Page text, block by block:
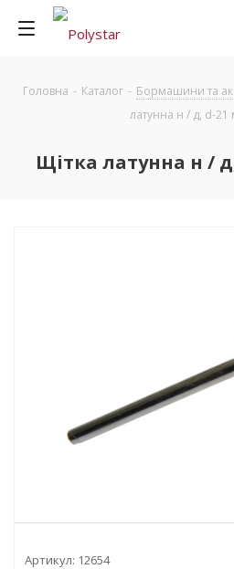
Головна - Каталог - Бормашини та
латунна н / д, d-21
Щітка латунна н /
Артикул: 12654